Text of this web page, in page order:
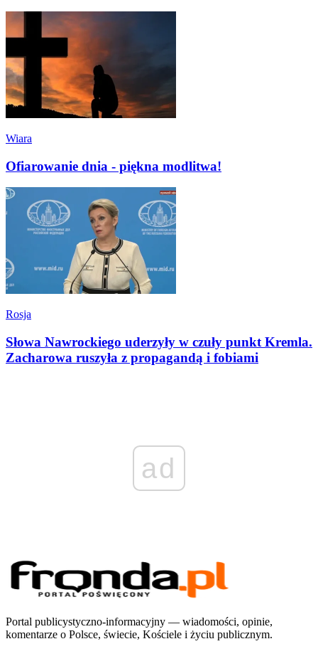
Wiara
Ofiarowanie dnia - piękna modlitwa!
Rosja
Słowa Nawrockiego uderzyły w czuły punkt Kremla.
Zacharowa ruszyła z propagandą i fobiami
ad
Portal publicystyczno-informacyjny — wiadomości, opinie,
komentarze o Polsce, świecie, Kościele i życiu publicznym.